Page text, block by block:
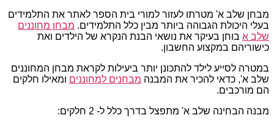
מבחן שלב א' מטרתו לעזור למורי בית הספר לאתר את התלמידים
בעלי היכולת הגבוהה ביותר מבין כלל התלמידים. מבחן מחוננים
שלב א בוחן בעיקר את נושאי הבנת הנקרא של הילדים ואת
כישוריהם במקצוע החשבון.
במטרה לסייע לילד להתכונן יותר ביעילות לקראת מבחן המחוננים
שלב א', כדאי להכיר את המבנה מבחנים למחוננים ומאילו חלקים
הם מורכבים.
מבנה הבחינה שלב א' מתפצל בדרך כלל ל- 2 חלקים: